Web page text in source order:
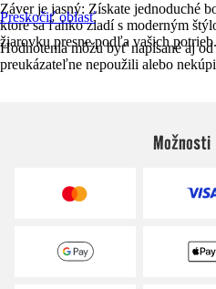
Záver je jasný: Získate jednoduché
ktoré sa ľahko zladí s moderným
žiarovku presne podľa vašich potrieb.
Preskočiť oblasť
Hodnotenia môžu byť napísané aj
preukázateľne nepoužili alebo